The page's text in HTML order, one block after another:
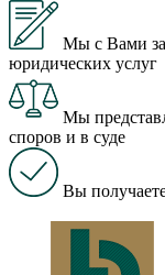
Мы с Вами
юридических услуг
Мы
споров и в суде
Вы